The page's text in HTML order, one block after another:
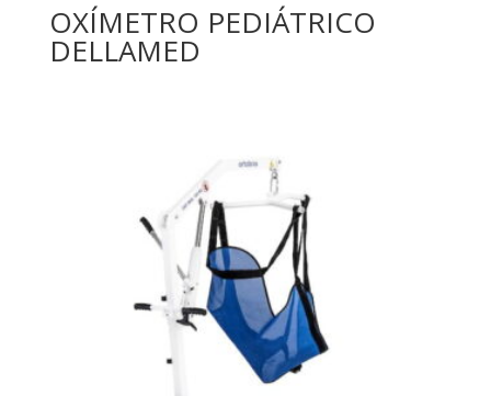
OXÍMETRO PEDIÁTRICO
DELLAMED